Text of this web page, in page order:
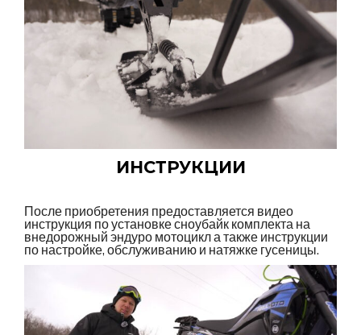
ИНСТРУКЦИИ
После приобретения предоставляется видео
инструкция по установке сноубайк комплекта на
внедорожный эндуро мотоцикл а также инструкции
по настройке, обслуживанию и натяжке гусеницы.